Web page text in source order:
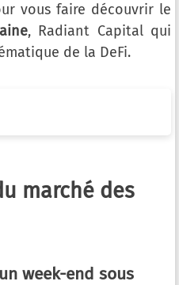
vous faire découvrir le
, Radiant Capital qui
de la DeFi.
marché des
week-end sous